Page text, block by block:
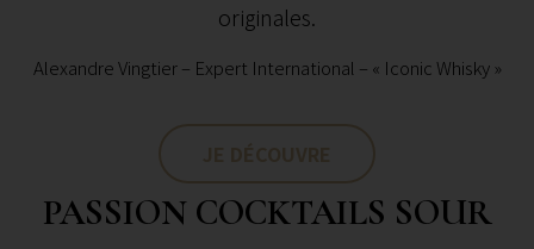
originales.
Alexandre Vingtier – Expert International – « Iconic Whisky »
PASSION COCKTAILS SOUR